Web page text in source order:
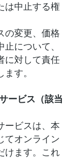
は中止する権
の変更、価格
について、
に対して責任
す。
ービス（該当
ービスは、本
てオンライン
けます。これ